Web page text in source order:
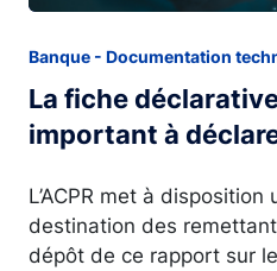
La fiche
important à
Banque - Documentation
L’ACPR met à disposition
destination des
dépôt de ce rapport sur